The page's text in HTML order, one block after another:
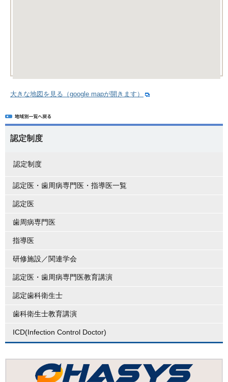
大きな地図を見る（google mapが開きます）
認定制度
認定制度
認定医・歯周病専門医・指導医一覧
認定医
歯周病専門医
指導医
研修施設／関連学会
認定医・歯周病専門医教育講演
認定歯科衛生士
歯科衛生士教育講演
ICD(Infection Control Doctor)